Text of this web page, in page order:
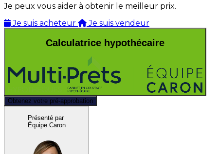
Je peux vous aider à obtenir le meilleur prix.
Je suis acheteur
Je suis vendeur
Calculatrice hypothécaire
Obtenez votre pré-approbation
Présenté par
Équipe Caron